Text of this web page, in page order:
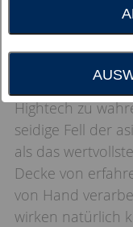
Hightech zu
seidige Fell der
als das
Decke von
von Hand
wirken natürlich